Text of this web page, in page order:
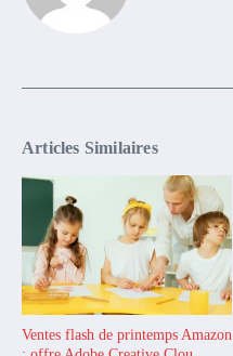
Articles Similaires
Ventes flash de printemps Amazon